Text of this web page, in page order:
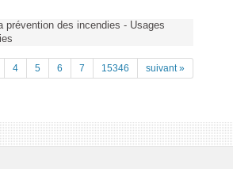
des incendies - Usages
4 5 6 7 15346 suivant »